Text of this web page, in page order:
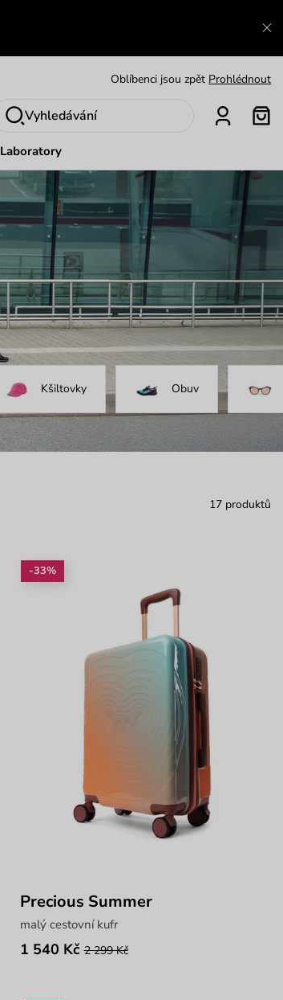
Laboratory
Nech se inspirovat Ukázat
Vyhledávání
Kšiltovky Obuv
17 produktů
-33%
Precious Summer
malý cestovní kufr
1 540 Kč 2 299 Kč